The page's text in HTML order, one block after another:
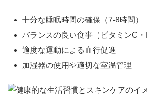
十分な睡眠時間の確保（7-8時間）
バランスの良い食事（ビタミンC・
適度な運動による血行促進
加湿器の使用や適切な室温管理